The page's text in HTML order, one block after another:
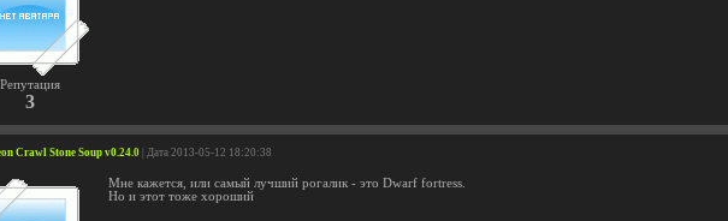
Репутация
3
Crawl Stone Soup v0.24.0 | Дата 2013-05-12 18:20:38
Мне кажется, или самый лучший рогалик - это Dwarf fortress.
Но и этот тоже хороший